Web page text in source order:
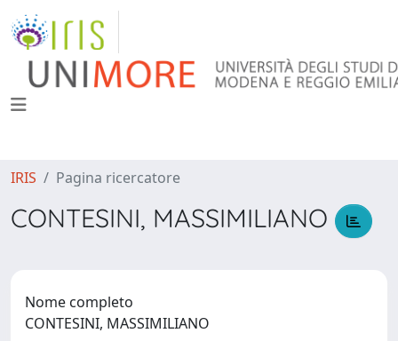
IRIS Pagina ricercatore
CONTESINI, MASSIMILIANO
Nome completo
CONTESINI, MASSIMILIANO